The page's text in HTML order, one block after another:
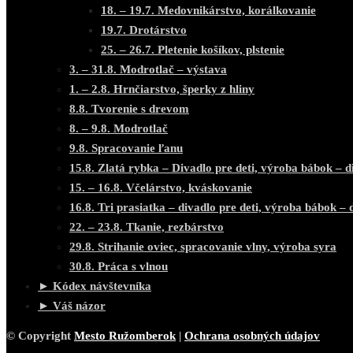
18. – 19.7. Medovnikárstvo, korálkovanie
19.7. Drotárstvo
25. – 26.7. Pletenie košíkov, plstenie
3. – 31.8. Modrotlač – výstava
1. – 2.8. Hrnčiarstvo, šperky z hliny
8.8. Tvorenie s drevom
8. – 9.8. Modrotlač
9.8. Spracovanie ľanu
15.8. Zlatá rybka – Divadlo pre deti, výroba bábok –
15. – 16.8. Včelárstvo, kváskovanie
16.8. Tri prasiatka – divadlo pre deti, výroba bábok –
22. – 23.8. Tkanie, rezbárstvo
29.8. Strihanie oviec, spracovanie vlny, výroba syra
30.8. Práca s vlnou
► Kódex návštevníka
► Váš názor
© Copyright Mesto Ružomberok | Ochrana osobných údajov